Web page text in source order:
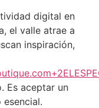
digital en
el valle atrae a
inspiración,
Es aceptar un